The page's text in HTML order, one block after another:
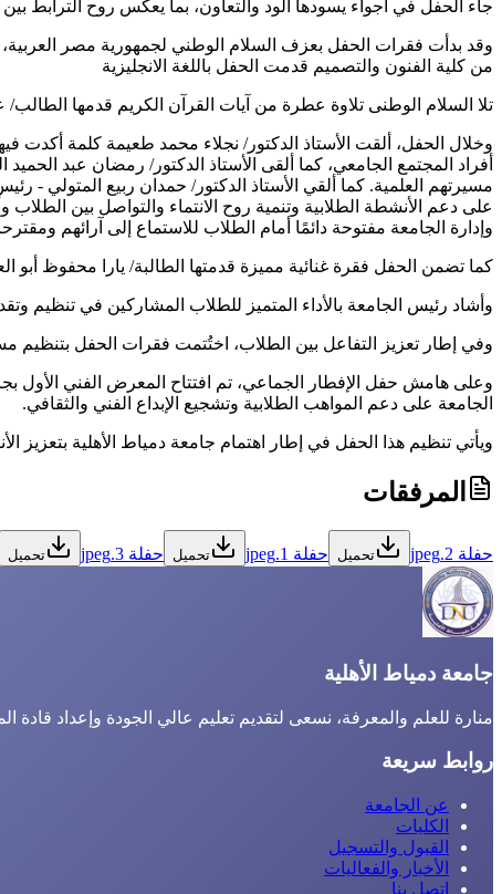
جاء الحفل في أجواء يسودها الود والتعاون، بما يعكس روح الترابط بين
وقد بدأت فقرات الحفل بعزف السلام الوطني لجمهورية مصر
من كلية الفنون والتصميم قدمت الحفل باللغة الانجليزية
تلا السلام الوطنى تلاوة عطرة من آيات القرآن الكريم قدمها
وخلال الحفل، ألقت الأستاذ الدكتور/ نجلاء محمد طعيمة كلمة أكدت
أفراد المجتمع الجامعي، كما ألقى الأستاذ الدكتور/ رمضان عبد
مسيرتهم العلمية. كما ألقي الأستاذ الدكتور/ حمدان ربيع المتولي -
على دعم الأنشطة الطلابية وتنمية روح الانتماء والتواصل بين
وإدارة الجامعة مفتوحة دائمًا أمام الطلاب للاستماع إلى آرائهم
كما تضمن الحفل فقرة غنائية مميزة قدمتها الطالبة/ يارا محفوظ أبو
وأشاد رئيس الجامعة بالأداء المتميز للطلاب المشاركين في تنظيم
وفي إطار تعزيز التفاعل بين الطلاب، اختُتمت فقرات الحفل بتنظيم
وعلى هامش حفل الإفطار الجماعي، تم افتتاح المعرض الفني الأول
الجامعة على دعم المواهب الطلابية وتشجيع الإبداع الفني والثقافي.
ويأتي تنظيم هذا الحفل في إطار اهتمام جامعة دمياط الأهلية
المرفقات
حفلة 2.jpeg تحميل حفلة 1.jpeg تحميل حفلة 3.jpeg تحميل
جامعة دمياط الأهلية
منارة للعلم والمعرفة، نسعى لتقديم تعليم عالي الجودة وإعداد قادة
روابط سريعة
عن الجامعة
الكليات
القبول والتسجيل
الأخبار والفعاليات
اتصل بنا